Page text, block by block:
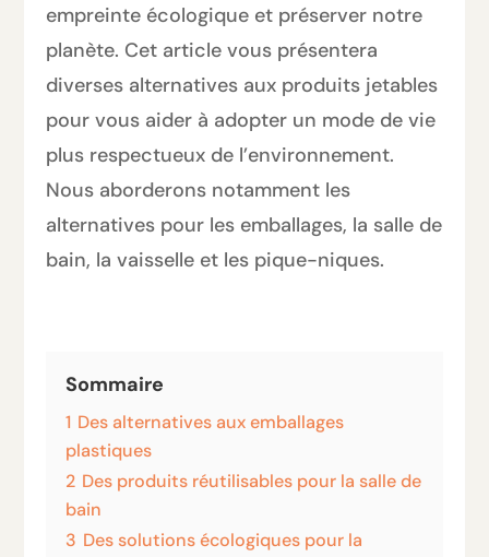
empreinte écologique et préserver notre
planète. Cet article vous présentera
diverses alternatives aux produits jetables
pour vous aider à adopter un mode de vie
plus respectueux de l’environnement.
Nous aborderons notamment les
alternatives pour les emballages, la salle de
bain, la vaisselle et les pique-niques.
Sommaire
1 Des alternatives aux emballages
plastiques
2 Des produits réutilisables pour la salle de
bain
3 Des solutions écologiques pour la